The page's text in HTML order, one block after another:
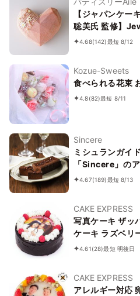
【ジャパンケー
聡美氏 監修】
～Coral pink～
4.68(142)最短 8/12
Kozue-Sweets
食べられる花束
4.8(82)最短 8/11
Sincere
ミシュランガイ
「Sincere」の
ラテリーヌ
4.67(189)最短 8/13
CAKE EXPRESS
写真ケーキ ザッ
ケーキ ラズベリ
12cm
4.61(28)最短 明後日
CAKE EXPRESS
アレルギー対応